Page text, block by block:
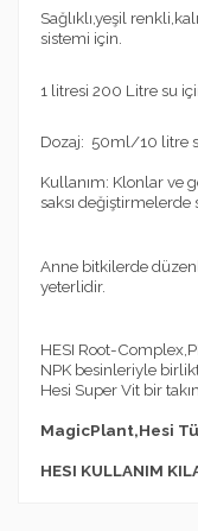
Sağlıklı,yeşil
sistemi için.
1 litresi 200 Litre su
Dozaj: 50ml/10 litre
Kullanım: Klonlar ve
saksı değiştirmelerde
Anne bitkilerde
yeterlidir.
HESI Root-
NPK besinleriyle
Hesi Super Vit bir
MagicPlant,Hesi
HESI KULLANIM